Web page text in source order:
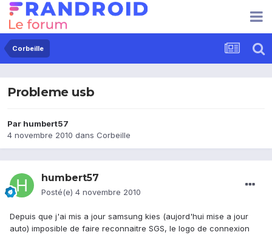
Corbeille
Probleme usb
Par humbert57
4 novembre 2010 dans Corbeille
humbert57
Posté(e) 4 novembre 2010
Depuis que j'ai mis a jour samsung kies (aujord'hui mise a jour
auto) imposible de faire reconnaitre SGS, le logo de connexion